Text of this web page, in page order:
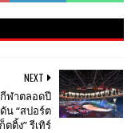
NEXT
ฬาตลอดปี
น “สปอร์ต
ตติ้ง” รีเทิร์